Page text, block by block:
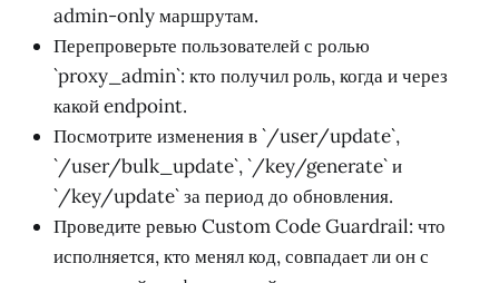
admin-only маршрутам.
Перепроверьте пользователей с ролью
`proxy_admin`: кто получил роль, когда и через
какой endpoint.
Посмотрите изменения в `/user/update`,
`/user/bulk_update`, `/key/generate` и
`/key/update` за период до обновления.
Проведите ревью Custom Code Guardrail: что
исполняется, кто менял код, совпадает ли он с